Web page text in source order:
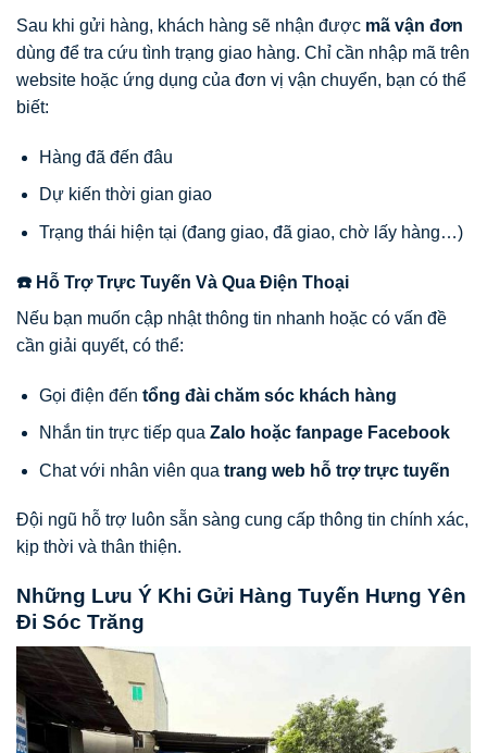
Sau khi gửi hàng, khách hàng sẽ nhận được mã vận đơn
dùng để tra cứu tình trạng giao hàng. Chỉ cần nhập mã trên
website hoặc ứng dụng của đơn vị vận chuyển, bạn có thể
biết:
Hàng đã đến đâu
Dự kiến thời gian giao
Trạng thái hiện tại (đang giao, đã giao, chờ lấy hàng…)
☎️ Hỗ Trợ Trực Tuyến Và Qua Điện Thoại
Nếu bạn muốn cập nhật thông tin nhanh hoặc có vấn đề
cần giải quyết, có thể:
Gọi điện đến tổng đài chăm sóc khách hàng
Nhắn tin trực tiếp qua Zalo hoặc fanpage Facebook
Chat với nhân viên qua trang web hỗ trợ trực tuyến
Đội ngũ hỗ trợ luôn sẵn sàng cung cấp thông tin chính xác,
kịp thời và thân thiện.
Những Lưu Ý Khi Gửi Hàng Tuyến Hưng Yên
Đi Sóc Trăng